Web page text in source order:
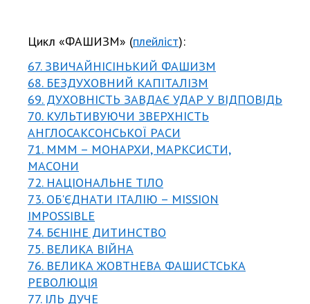
Цикл «ФАШИЗМ» (плейліст):
67. ЗВИЧАЙНІСІНЬКИЙ ФАШИЗМ
68. БЕЗДУХОВНИЙ КАПІТАЛІЗМ
69. ДУХОВНІСТЬ ЗАВДАЄ УДАР У ВІДПОВІДЬ
70. КУЛЬТИВУЮЧИ ЗВЕРХНІСТЬ
АНГЛОСАКСОНСЬКОЇ РАСИ
71. МММ – МОНАРХИ, МАРКСИСТИ,
МАСОНИ
72. НАЦІОНАЛЬНЕ ТІЛО
73. ОБ'ЄДНАТИ ІТАЛІЮ – MISSION
IMPOSSIBLE
74. БЄНІНЕ ДИТИНСТВО
75. ВЕЛИКА ВІЙНА
76. ВЕЛИКА ЖОВТНЕВА ФАШИСТСЬКА
РЕВОЛЮЦІЯ
77. ІЛЬ ДУЧЕ